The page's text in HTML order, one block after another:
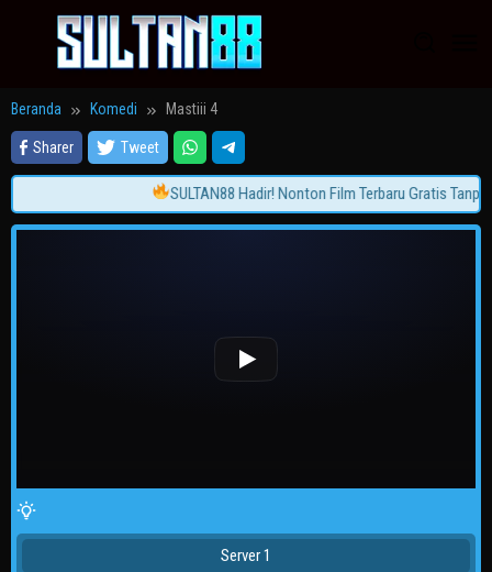
Beranda Komedi Mastiii 4
Sharer Tweet
SULTAN88 Hadir! Nonton Film Terbaru Gratis Tanpa
Server 1